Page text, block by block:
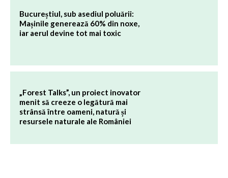
Bucureștiul, sub asediul poluării:
Mașinile generează 60% din noxe,
iar aerul devine tot mai toxic
„Forest Talks”, un proiect inovator
menit să creeze o legătură mai
strânsă între oameni, natură și
resursele naturale ale României